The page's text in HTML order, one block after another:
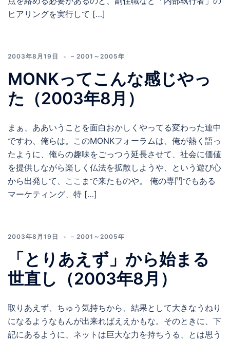
ヒアリングを実行して […]
2003年8月19日 – 2001～2005年
MONKってこんな感じやっ
た（2003年8月）
まぁ、ああいうことを面白おかしくやってる変わった連中
ですわ、俺らは。このMONKフォーラムは、俺が熱く語っ
たように、俺らの趣味をごっつう延長させて、社会に価値
を提供しながら楽しく仏法を拡散しようや、という遊び心
から出発して、ここまで来たものや。 俺の専門でもある
マーケティング、特 […]
2003年8月19日 – 2001～2005年
「とりあえず」から始まる
世直し（2003年8月）
取りあえず、ちゅう気持ちから、結果として大きなうねり
になるようなもんが出来ればええかもな。そのときに、下
記にあるように、ネットは巨大な力を持ちうる、とは思う